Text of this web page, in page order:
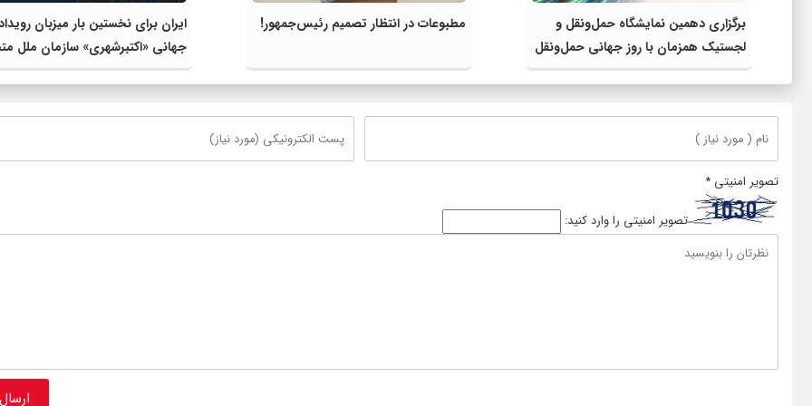
برگزاری دهمین نمایشگاه حمل‌ونقل و
لجستیک همزمان با روز جهانی حمل‌ونقل
پایدار سازمان ملل متحد
مطبوعات در انتظار تصمیم رئیس‌جمهور!
ایران برای نخستین بار میزبان
جهانی «اکتبرشهری» سازمان ملل
می‌شود
تصویر امنیتی *
تصویر امنیتی را وارد کنید: